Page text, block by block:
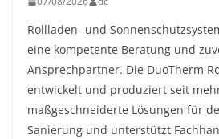
Rollladen- und
eine kompetente Beratung und
Ansprechpartner. Die DuoTherm
entwickelt und produziert seit
maßgeschneiderte Lösungen für
Sanierung und unterstützt